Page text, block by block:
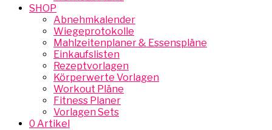
SHOP
Abnehmkalender
Wiegeprotokolle
Mahlzeitenplaner & Essenspläne
Einkaufslisten
Rezeptvorlagen
Körperwerte Vorlagen
Workout Pläne
Fitness Planer
Vorlagen Sets
0 Artikel